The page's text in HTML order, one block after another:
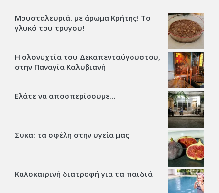
Μουσταλευριά, με άρωμα Κρήτης! Το
γλυκό του τρύγου!
Η ολονυχτία του Δεκαπενταύγουστου,
στην Παναγία Καλυβιανή
Ελάτε να αποσπερίσουμε…
Σύκα: τα οφέλη στην υγεία μας
Καλοκαιρινή διατροφή για τα παιδιά